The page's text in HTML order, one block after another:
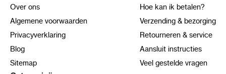
Over ons
Algemene voorwaarden
Privacyverklaring
Blog
Sitemap
Hoe kan ik betalen?
Verzending & bezorging
Retourneren & service
Aansluit instructies
Veel gestelde vragen